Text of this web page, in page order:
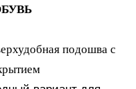
подошва с